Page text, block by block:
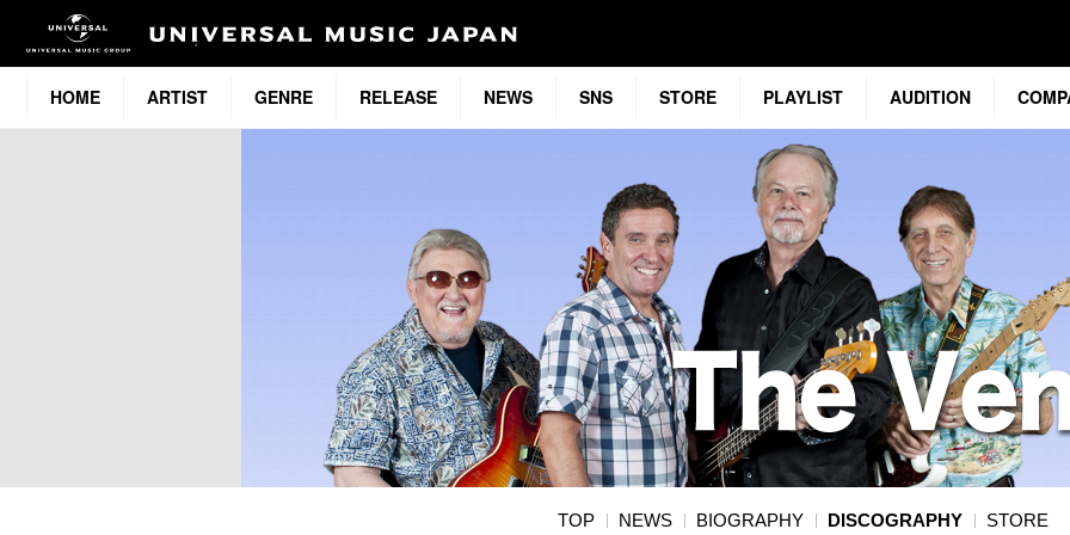
HOME ARTIST GENRE RELEASE NEWS SNS STORE PLAYLIST AUDITION
TOP NEWS BIOGRAPHY DISCOGRAPHY STORE